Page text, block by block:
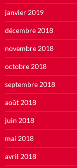
janvier 2019
décembre 2018
novembre 2018
octobre 2018
septembre 2018
août 2018
juin 2018
mai 2018
avril 2018